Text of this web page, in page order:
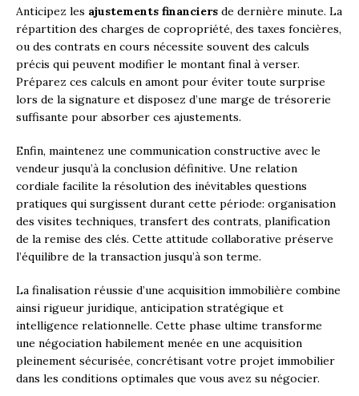
Anticipez les ajustements financiers de dernière minute. La
répartition des charges de copropriété, des taxes foncières,
ou des contrats en cours nécessite souvent des calculs
précis qui peuvent modifier le montant final à verser.
Préparez ces calculs en amont pour éviter toute surprise
lors de la signature et disposez d’une marge de trésorerie
suffisante pour absorber ces ajustements.
Enfin, maintenez une communication constructive avec le
vendeur jusqu’à la conclusion définitive. Une relation
cordiale facilite la résolution des inévitables questions
pratiques qui surgissent durant cette période: organisation
des visites techniques, transfert des contrats, planification
de la remise des clés. Cette attitude collaborative préserve
l’équilibre de la transaction jusqu’à son terme.
La finalisation réussie d’une acquisition immobilière combine
ainsi rigueur juridique, anticipation stratégique et
intelligence relationnelle. Cette phase ultime transforme
une négociation habilement menée en une acquisition
pleinement sécurisée, concrétisant votre projet immobilier
dans les conditions optimales que vous avez su négocier.